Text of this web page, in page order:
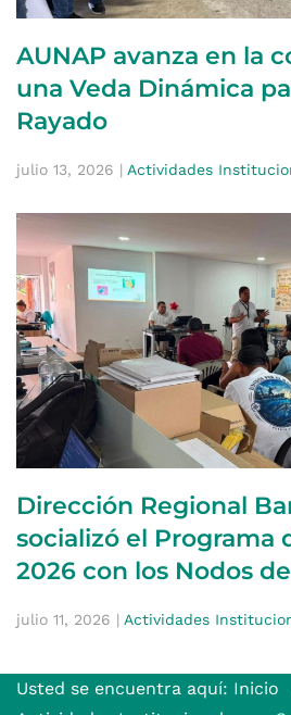
AUNAP avanza en la
una Veda Dinámica
Rayado
julio 13, 2026 | Actividades
Dirección Regional
socializó el Programa
2026 con los Nodos
julio 11, 2026 | Actividades
Usted se encuentra aquí: Inicio